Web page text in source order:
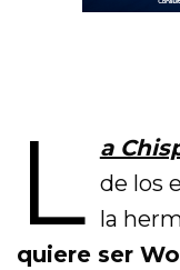
L a
de los
la
quiere ser